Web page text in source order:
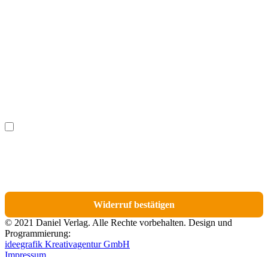
Ich möchte bestimmte Positionen für den Widerruf
Widerruf bestätigen
© 2021 Daniel Verlag. Alle Rechte vorbehalten. Design und
Programmierung:
ideegrafik Kreativagentur GmbH
Impressum